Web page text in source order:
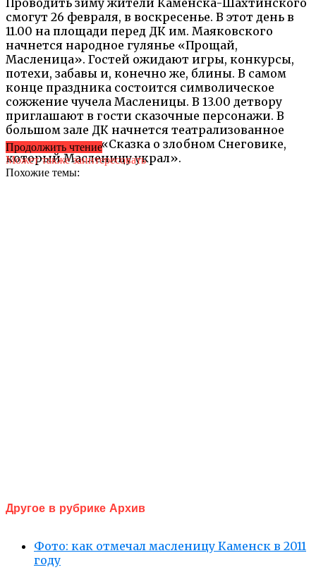
смогут 26 февраля, в воскресенье. В этот день в
11.00 на площади перед ДК им. Маяковского
начнется народное гулянье «Прощай,
Масленица». Гостей ожидают игры, конкурсы,
потехи, забавы и, конечно же, блины. В самом
конце праздника состоится символическое
сожжение чучела Масленицы. В 13.00 детвору
приглашают в гости сказочные персонажи. В
большом зале ДК начнется театрализованное
представление «Сказка о злобном Снеговике,
который Масленицу украл».
Фото: как отмечал масленицу Каменск в 2011
году
Продолжить чтение
Может также заинтересовать
Похожие темы:
Другое в рубрике Архив